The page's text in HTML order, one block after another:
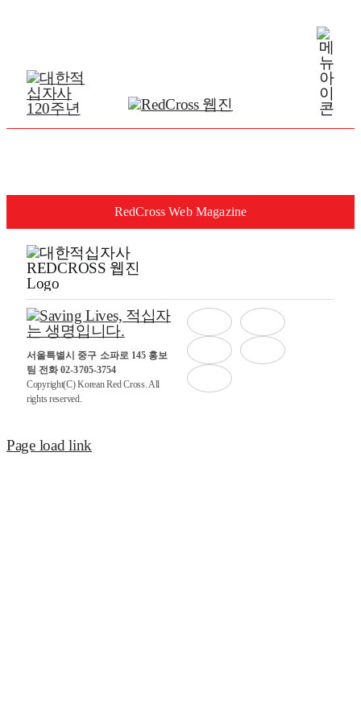
content
RedCross Web Magazine
서울특별시 중구 소파로 145 홍보
팀 전화 02-3705-3754
Copyright(C) Korean Red Cross. All
rights reserved.
Page load link